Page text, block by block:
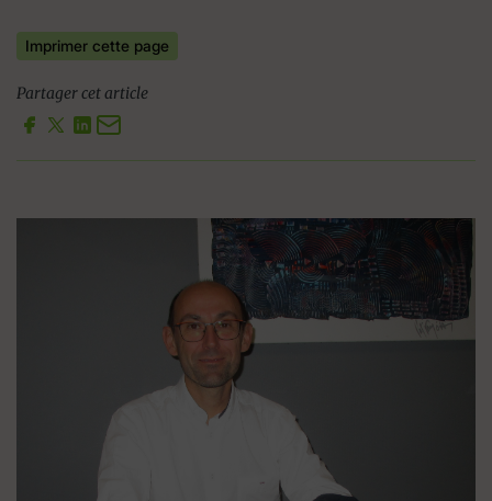
Imprimer cette page
Partager cet article